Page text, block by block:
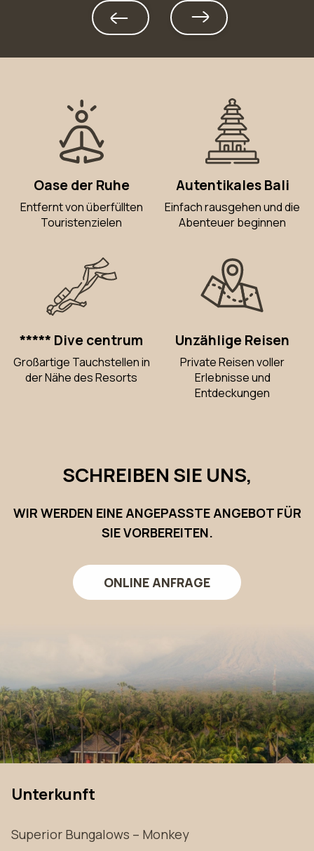
Oase der Ruhe
Entfernt von überfüllten
Touristenzielen
Autentikales Bali
Einfach rausgehen und die
Abenteuer beginnen
***** Dive centrum
Großartige Tauchstellen in
der Nähe des Resorts
Unzählige Reisen
Private Reisen voller
Erlebnisse und
Entdeckungen
SCHREIBEN SIE UNS,
WIR WERDEN EINE ANGEPASSTE ANGEBOT FÜR
SIE VORBEREITEN.
ONLINE ANFRAGE
Unterkunft
Superior Bungalows – Monkey